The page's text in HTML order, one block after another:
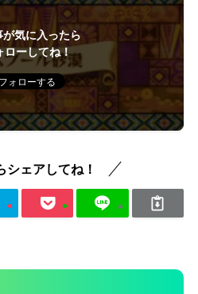
が気に入ったら
ローしてね！
シェアしてね！